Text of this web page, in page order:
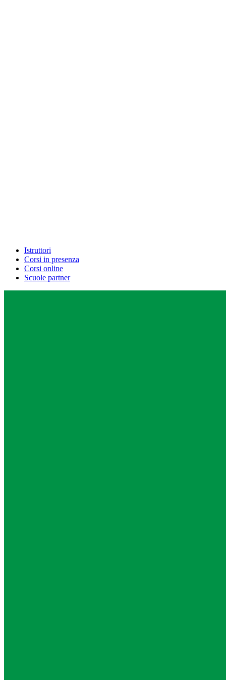
Istruttori
Corsi in presenza
Corsi online
Scuole partner